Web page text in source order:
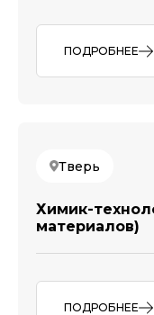
ПОДРОБНЕЕ
Тверь
Химик-
материалов)
ПОДРОБНЕЕ